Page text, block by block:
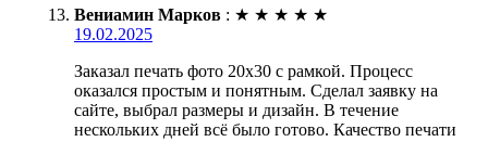
Вениамин Марков : ★ ★ ★ ★ ★
19.02.2025
Заказал печать фото 20х30 с рамкой. Процесс
оказался простым и понятным. Сделал заявку на
сайте, выбрал размеры и дизайн. В течение
нескольких дней всё было готово. Качество печати